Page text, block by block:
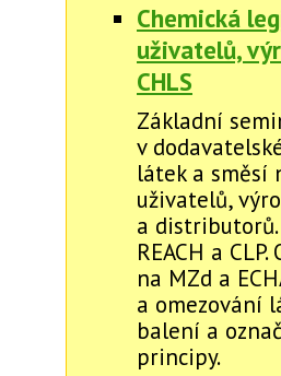
Chemická
uživatelů,
CHLS
Základní
v
látek a směsí
uživatelů,
a
REACH a
na MZd a
a omezování
balení a
principy.